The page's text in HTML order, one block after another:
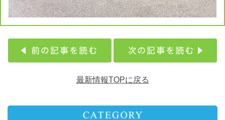
最新情報TOPに戻る